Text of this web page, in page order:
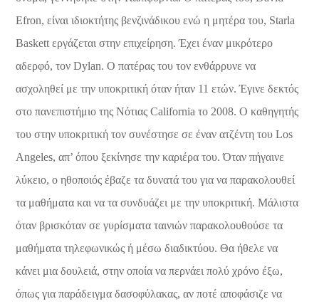
Efron, είναι ιδιοκτήτης βενζινάδικου ενώ η μητέρα του, Starla
Baskett εργάζεται στην επιχείρηση. Έχει έναν μικρότερο
αδερφό, τον Dylan. Ο πατέρας του τον ενθάρρυνε να
ασχοληθεί με την υποκριτική όταν ήταν 11 ετών. Έγινε δεκτός
στο πανεπιστήμιο της Νότιας California το 2008. Ο καθηγητής
του στην υποκριτική τον συνέστησε σε έναν ατζέντη του Los
Angeles, απ’ όπου ξεκίνησε την καριέρα του. Όταν πήγαινε
λύκειο, ο ηθοποιός έβαζε τα δυνατά του για να παρακολουθεί
τα μαθήματα και να τα συνδυάζει με την υποκριτική. Μάλιστα
όταν βρισκόταν σε γυρίσματα ταινιών παρακολουθούσε τα
μαθήματα τηλεφωνικώς ή μέσω διαδικτύου. Θα ήθελε να
κάνει μια δουλειά, στην οποία να περνάει πολύ χρόνο έξω,
όπως για παράδειγμα δασοφύλακας, αν ποτέ αποφάσιζε να